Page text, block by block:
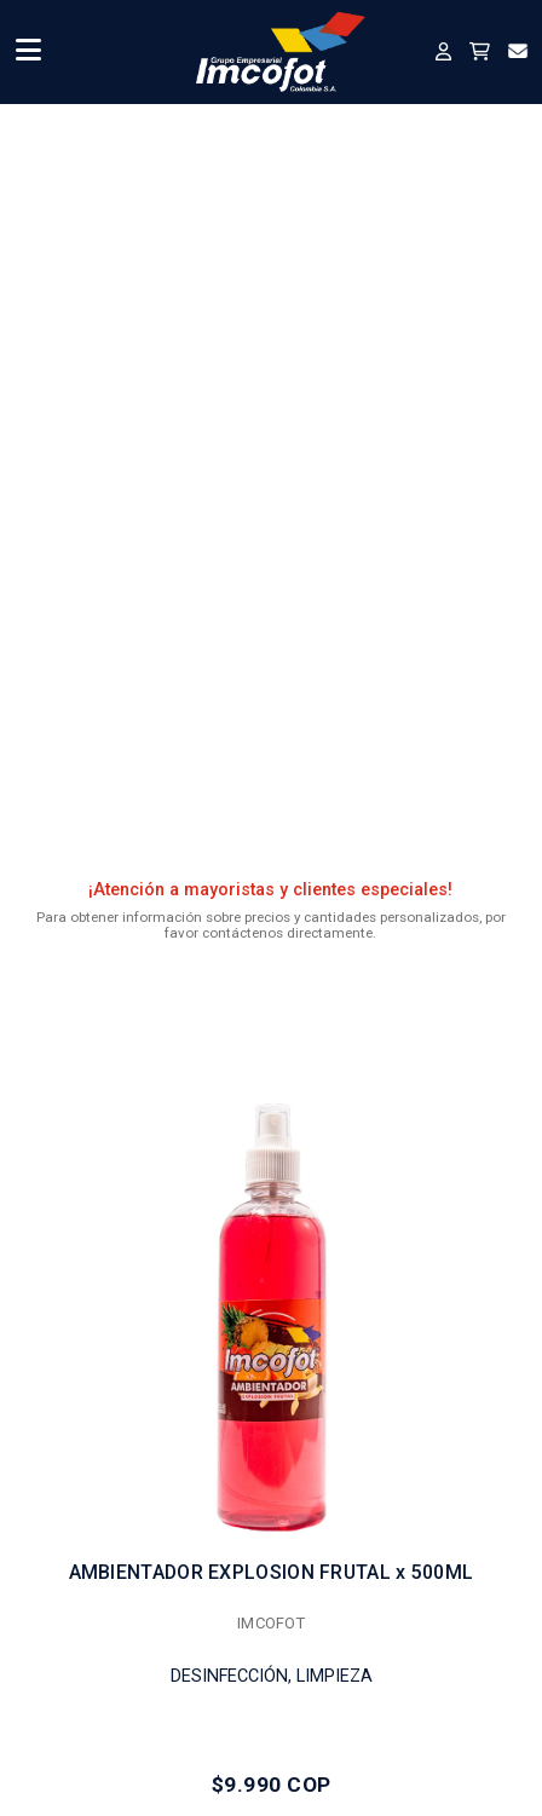
¡Atención a mayoristas y clientes especiales!
Para obtener información sobre precios y cantidades personalizados, por
favor contáctenos directamente.
AMBIENTADOR EXPLOSION FRUTAL x 500ML
IMCOFOT
DESINFECCIÓN, LIMPIEZA
$9.990 COP